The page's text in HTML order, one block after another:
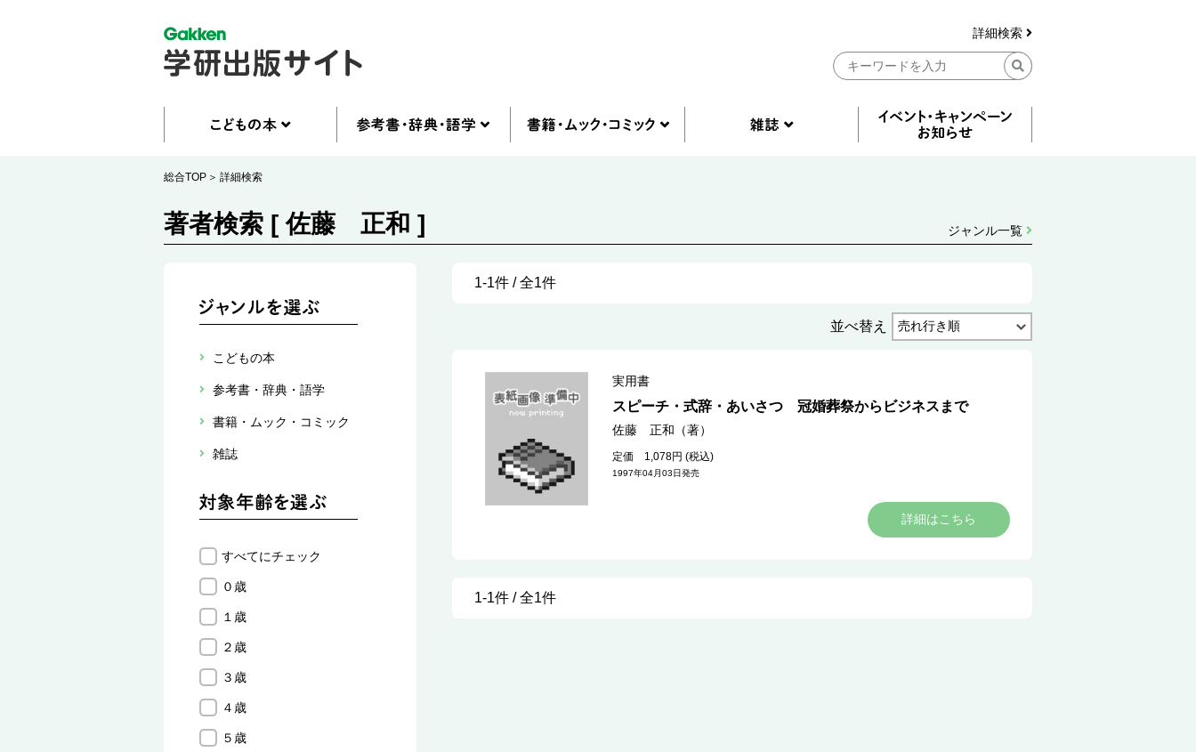
詳細検索
総合TOP 詳細検索
著者検索 [ 佐藤 正和 ] ジャンル一覧
こどもの本
参考書・辞典・語学
書籍・ムック・コミック
雑誌
すべてにチェック
０歳
１歳
２歳
３歳
４歳
５歳
1-1件 / 全1件
並べ替え
実用書
スピーチ・式辞・あいさつ 冠婚葬祭からビジネスまで
佐藤 正和（著）
定価 1,078円 (税込)
1997年04月03日発売
詳細はこちら
1-1件 / 全1件